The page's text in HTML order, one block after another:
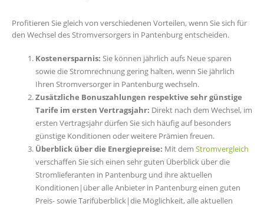
Profitieren Sie gleich von verschiedenen Vorteilen, wenn Sie sich für
den Wechsel des Stromversorgers in Pantenburg entscheiden.
Kostenersparnis: Sie können jährlich aufs Neue sparen
sowie die Stromrechnung gering halten, wenn Sie jährlich
Ihren Stromversorger in Pantenburg wechseln.
Zusätzliche Bonuszahlungen respektive sehr günstige
Tarife im ersten Vertragsjahr: Direkt nach dem Wechsel, im
ersten Vertragsjahr dürfen Sie sich häufig auf besonders
günstige Konditionen oder weitere Prämien freuen.
Überblick über die Energiepreise: Mit dem Stromvergleich
verschaffen Sie sich einen sehr guten Überblick über die
Stromlieferanten in Pantenburg und ihre aktuellen
Konditionen|über alle Anbieter in Pantenburg einen guten
Preis- sowie Tarifüberblick|die Möglichkeit, alle aktuellen